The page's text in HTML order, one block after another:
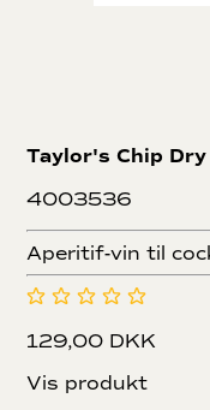
Taylor's Chip
4003536
Aperitif-vin til
129,00 DKK
Vis produkt